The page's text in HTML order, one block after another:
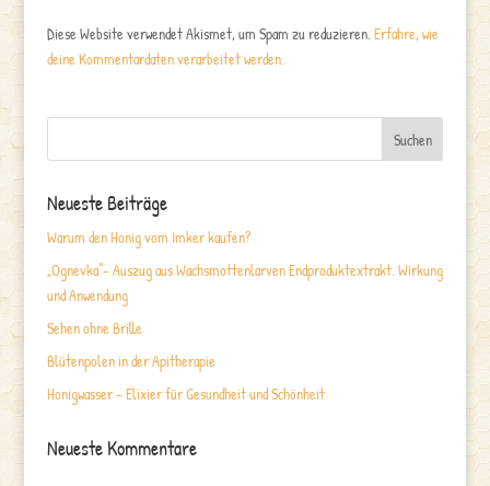
Diese Website verwendet Akismet, um Spam zu reduzieren. Erfahre, wie
deine Kommentardaten verarbeitet werden.
Neueste Beiträge
Warum den Honig vom Imker kaufen?
„Ognevka“- Auszug aus Wachsmottenlarven Endproduktextrakt. Wirkung
und Anwendung
Sehen ohne Brille
Blütenpolen in der Apitherapie
Honigwasser – Elixier für Gesundheit und Schönheit
Neueste Kommentare